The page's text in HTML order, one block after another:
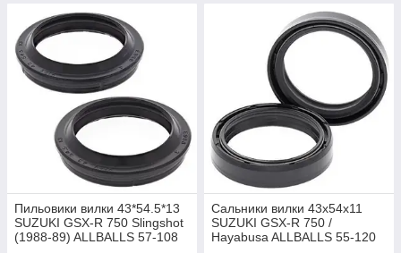
Пильовики вилки 43*54.5*13
SUZUKI GSX-R 750 Slingshot
(1988-89) ALLBALLS 57-108
Сальники вилки 43x54x11
SUZUKI GSX-R 750 /
Hayabusa ALLBALLS 55-120